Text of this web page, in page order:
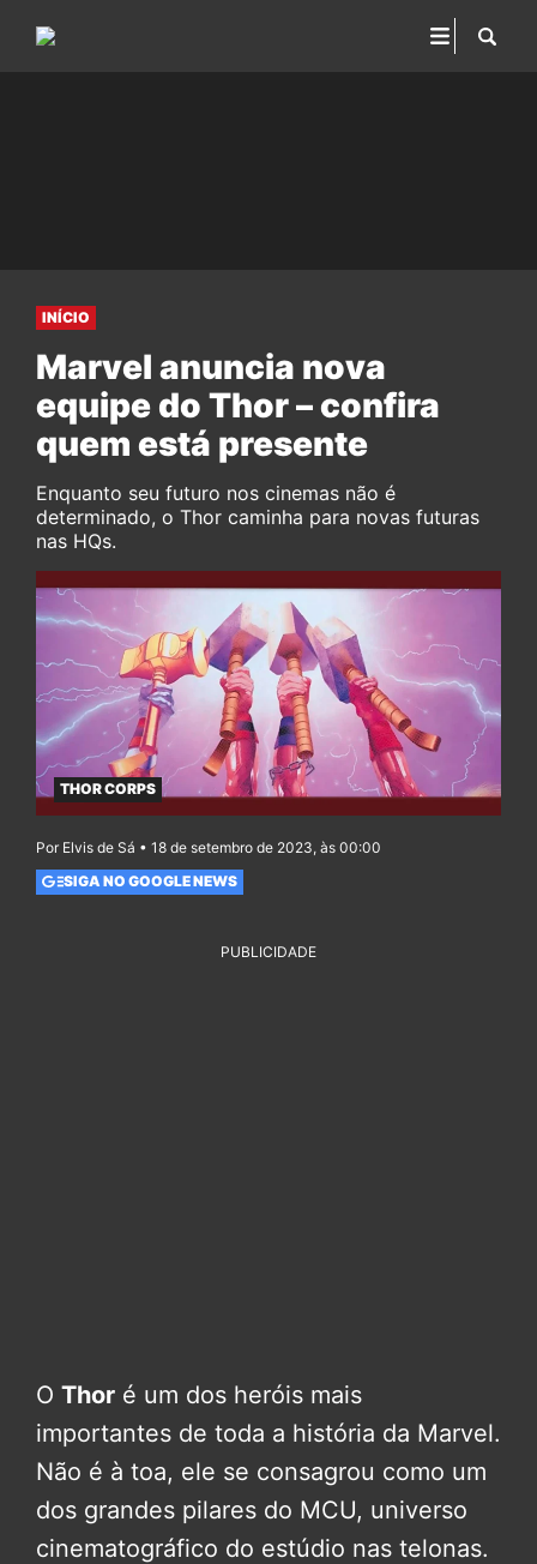
INÍCIO
Marvel anuncia nova
equipe do Thor – confira
quem está presente
Enquanto seu futuro nos cinemas não é
determinado, o Thor caminha para novas futuras
nas HQs.
THOR CORPS
Por Elvis de Sá • 18 de setembro de 2023, às 00:00
SIGA NO GOOGLE NEWS
PUBLICIDADE
O Thor é um dos heróis mais
importantes de toda a história da Marvel.
Não é à toa, ele se consagrou como um
dos grandes pilares do MCU, universo
cinematográfico do estúdio nas telonas.